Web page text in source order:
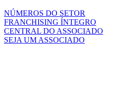
NÚMEROS DO SETOR
FRANCHISING ÍNTEGRO
CENTRAL DO ASSOCIADO
SEJA UM ASSOCIADO